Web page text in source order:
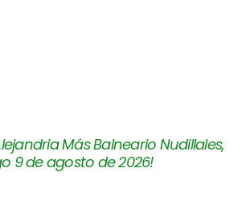
Más Balneario Nudillales,
9 de agosto de 2026!